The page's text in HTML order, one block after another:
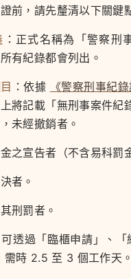
前，請先釐清以下關鍵
：正式名稱為「警察刑
有紀錄都會列出。
：依據 《警察刑事紀
將記載「無刑事案件紀
未經撤銷者。
之宣告者（不含易科罰
者。
刑罰者。
可透過「臨櫃申請」、
需時 2.5 至 3 個工作天。